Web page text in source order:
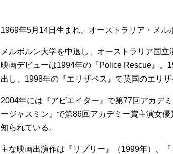
1969年5月14日生まれ、オーストラリア・メル
メルボルン大学を中退し、オーストラリア国
映画デビューは1994年の『Police Rescue』。
出し、1998年の『エリザベス』で英国のエリ
2004年には『アビエイター』で第77回アカデ
ージャスミン』で第86回アカデミー賞主演女
知られている。
主な映画出演作は『リプリー』（1999年）、